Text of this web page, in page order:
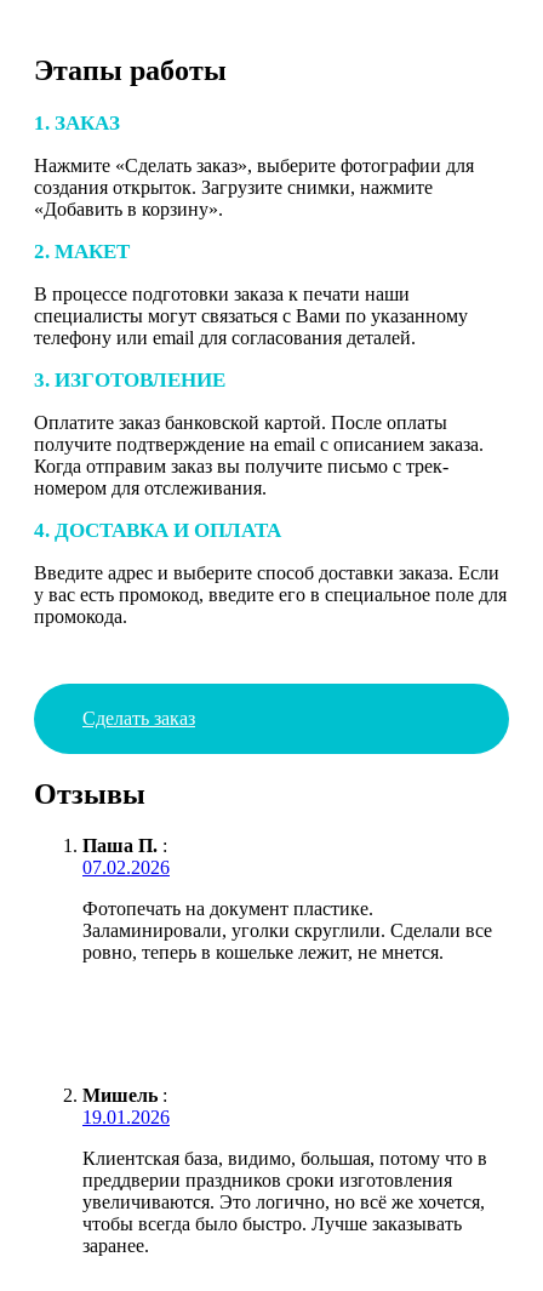
Этапы работы
1. ЗАКАЗ
Нажмите «Сделать заказ», выберите фотографии для
создания открыток. Загрузите снимки, нажмите
«Добавить в корзину».
2. МАКЕТ
В процессе подготовки заказа к печати наши
специалисты могут связаться с Вами по указанному
телефону или email для согласования деталей.
3. ИЗГОТОВЛЕНИЕ
Оплатите заказ банковской картой. После оплаты
получите подтверждение на email с описанием заказа.
Когда отправим заказ вы получите письмо с трек-
номером для отслеживания.
4. ДОСТАВКА И ОПЛАТА
Введите адрес и выберите способ доставки заказа. Если
у вас есть промокод, введите его в специальное поле для
промокода.
Сделать заказ
Отзывы
Паша П. :
07.02.2026
Фотопечать на документ пластике.
Заламинировали, уголки скруглили. Сделали все
ровно, теперь в кошельке лежит, не мнется.
Мишель :
19.01.2026
Клиентская база, видимо, большая, потому что в
преддверии праздников сроки изготовления
увеличиваются. Это логично, но всё же хочется,
чтобы всегда было быстро. Лучше заказывать
заранее.